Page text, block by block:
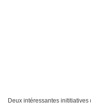
Deux intéressantes